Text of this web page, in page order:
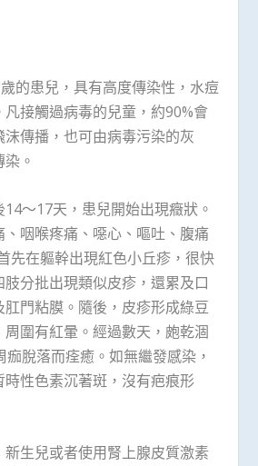
的患兒，具有高度傳染性，水痘
接觸過病毒的兒童，約90%會
傳播，也可由病毒污染的灰
。
～17天，患兒開始出現癥狀。
咽喉疼痛、噁心、嘔吐、腹痛
先在軀幹出現紅色小丘疹，很快
分批出現類似皮疹，還累及口
門粘膜。隨後，皮疹形成綠豆
圍有紅暈。經過數天，皰乾涸
脫落而痊癒。如無繼發感染，
性色素沉著斑，沒有疤痕形
新生兒或者使用腎上腺皮質激素